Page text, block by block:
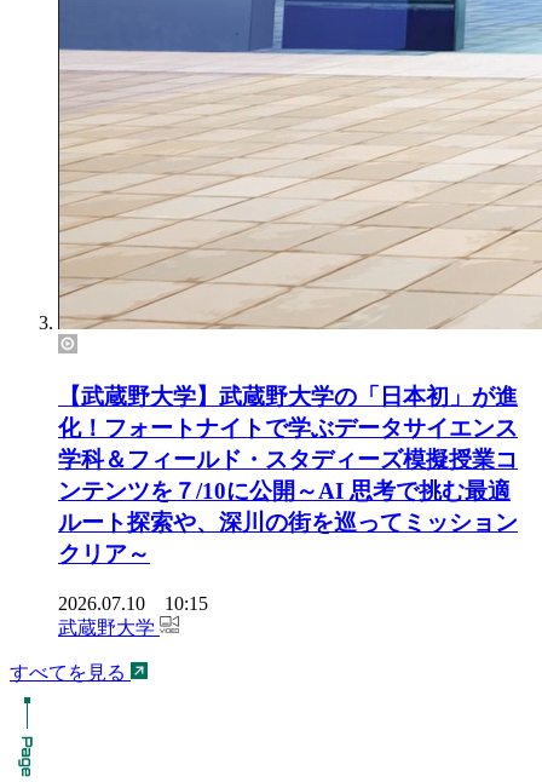
【武蔵野大学】武蔵野大学の「日本初」が進
化！フォートナイトで学ぶデータサイエンス
学科＆フィールド・スタディーズ模擬授業コ
ンテンツを７/10に公開～AI 思考で挑む最適
ルート探索や、深川の街を巡ってミッション
クリア～
2026.07.10 10:15
武蔵野大学
すべてを見る